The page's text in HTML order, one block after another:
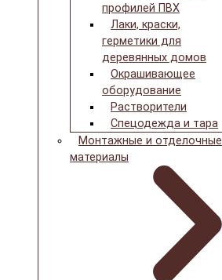
профилей ПВХ
Лаки, краски,
герметики для
деревянных домов
Окрашивающее
оборудование
Растворители
Спецодежда и тара
Монтажные и отделочные
материалы